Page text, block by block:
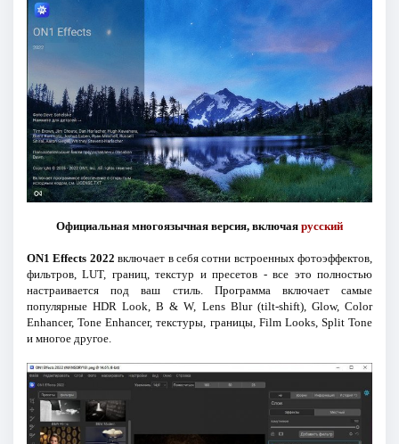
Официальная многоязычная версия, включая русский
ON1 Effects 2022 включает в себя сотни встроенных фотоэффектов,
фильтров, LUT, границ, текстур и пресетов - все это полностью
настраивается под ваш стиль. Программа включает самые
популярные HDR Look, B & W, Lens Blur (tilt-shift), Glow, Color
Enhancer, Tone Enhancer, текстуры, границы, Film Looks, Split Tone
и многое другое.